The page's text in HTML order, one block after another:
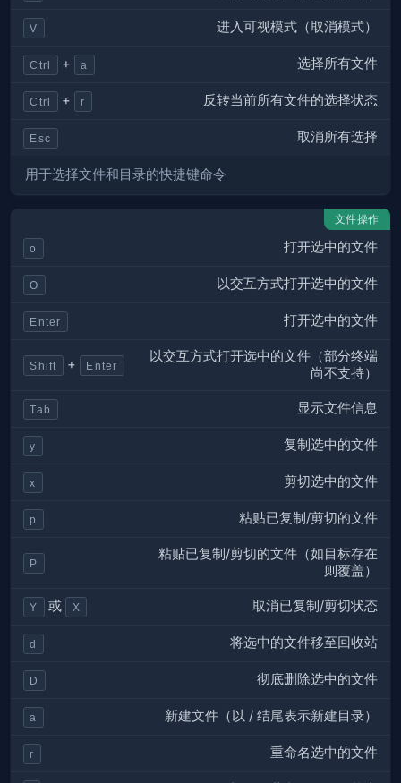
V 进入可视模式（取消模式）
Ctrl + a 选择所有文件
Ctrl + r 反转当前所有文件的选择状态
Esc 取消所有选择
用于选择文件和目录的快捷键命令
文件操作
o 打开选中的文件
O 以交互方式打开选中的文件
Enter 打开选中的文件
Shift + Enter
以交互方式打开选中的文件（部分终端
尚不支持）
Tab 显示文件信息
y 复制选中的文件
x 剪切选中的文件
p 粘贴已复制/剪切的文件
P
粘贴已复制/剪切的文件（如目标存在
则覆盖）
Y 或 X 取消已复制/剪切状态
d 将选中的文件移至回收站
D 彻底删除选中的文件
a 新建文件（以 / 结尾表示新建目录）
r 重命名选中的文件